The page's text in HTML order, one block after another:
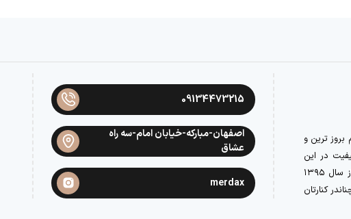
ترین و
در این
فروشگاه جمع آوری کنیم. گالری مرداکس با ۸ سال سابقه از سال ۱۳۹۵
کنارتان
09134473215
اصفهان-مبارکه-خیابان امام-سه راه
عشاق
merdax